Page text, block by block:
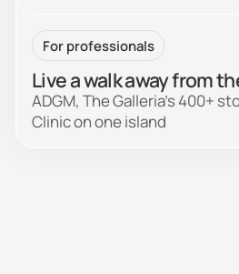
For professionals
Live a walk away from
ADGM, The Galleria's 400+
Clinic on one island